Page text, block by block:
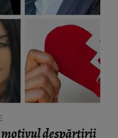
despărțirii